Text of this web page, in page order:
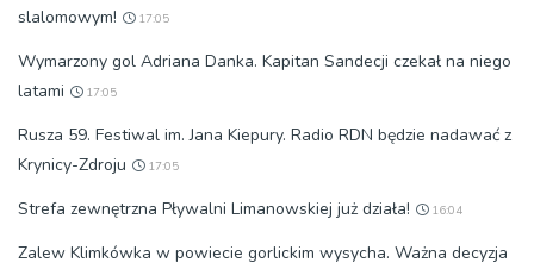
slalomowym!
17:05
Wymarzony gol Adriana Danka. Kapitan Sandecji czekał na niego
latami
17:05
Rusza 59. Festiwal im. Jana Kiepury. Radio RDN będzie nadawać z
Krynicy-Zdroju
17:05
Strefa zewnętrzna Pływalni Limanowskiej już działa! 16:04
Zalew Klimkówka w powiecie gorlickim wysycha. Ważna decyzja